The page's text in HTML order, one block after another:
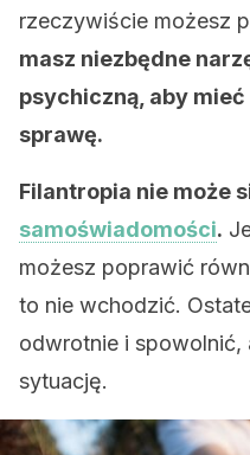
rzeczywiście możesz
masz niezbędne
psychiczną, aby
sprawę.
Filantropia nie może
samoświadomości.
możesz poprawić
to nie wchodzić.
odwrotnie i
sytuację.